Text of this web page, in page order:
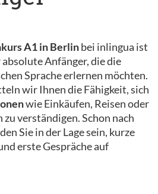
A1 in Berlinbei inlingua ist
Anfänger, die die
Sprache erlernen möchten.
wir Ihnen die Fähigkeit, sich
wie Einkäufen, Reisen oder
verständigen. Schon nach
Sie in der Lage sein, kurze
erste Gespräche auf